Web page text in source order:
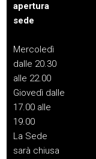
apertura
sede
Mercoledì
dalle 20.30
alle 22.00
Giovedì dalle
17.00 alle
19.00
La Sede
sarà chiusa